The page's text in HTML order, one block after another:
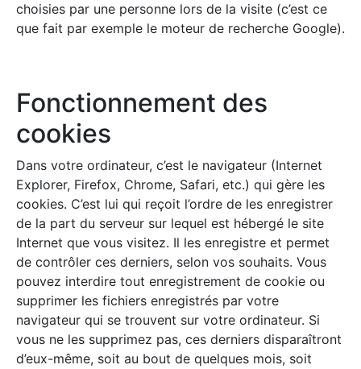
choisies par une personne lors de la visite (c’est ce
que fait par exemple le moteur de recherche Google).
Fonctionnement des
cookies
Dans votre ordinateur, c’est le navigateur (Internet
Explorer, Firefox, Chrome, Safari, etc.) qui gère les
cookies. C’est lui qui reçoit l’ordre de les enregistrer
de la part du serveur sur lequel est hébergé le site
Internet que vous visitez. Il les enregistre et permet
de contrôler ces derniers, selon vos souhaits. Vous
pouvez interdire tout enregistrement de cookie ou
supprimer les fichiers enregistrés par votre
navigateur qui se trouvent sur votre ordinateur. Si
vous ne les supprimez pas, ces derniers disparaîtront
d’eux-même, soit au bout de quelques mois, soit